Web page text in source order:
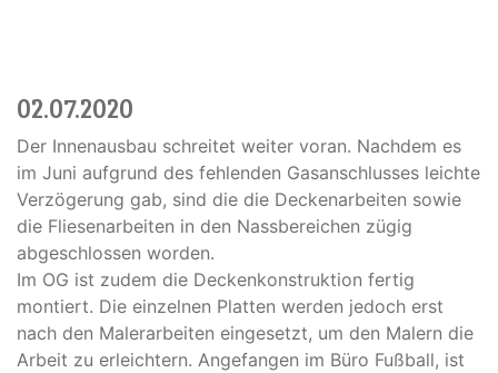
02.07.2020
Der Innenausbau schreitet weiter voran. Nachdem es
im Juni aufgrund des fehlenden Gasanschlusses leichte
Verzögerung gab, sind die die Deckenarbeiten sowie
die Fliesenarbeiten in den Nassbereichen zügig
abgeschlossen worden.
Im OG ist zudem die Deckenkonstruktion fertig
montiert. Die einzelnen Platten werden jedoch erst
nach den Malerarbeiten eingesetzt, um den Malern die
Arbeit zu erleichtern. Angefangen im Büro Fußball, ist